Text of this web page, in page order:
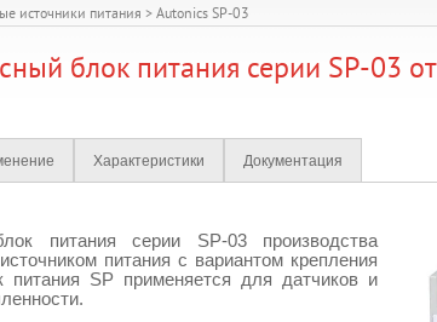
источники питания > Autonics SP-03
блок питания серии SP-03
Характеристики Документация
питания серии SP-03производства
питания с вариантом крепления
SP применяется для датчиков и